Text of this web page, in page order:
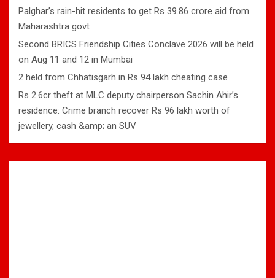
Palghar’s rain-hit residents to get Rs 39.86 crore aid from
Maharashtra govt
Second BRICS Friendship Cities Conclave 2026 will be held
on Aug 11 and 12 in Mumbai
2 held from Chhatisgarh in Rs 94 lakh cheating case
Rs 2.6cr theft at MLC deputy chairperson Sachin Ahir’s
residence: Crime branch recover Rs 96 lakh worth of
jewellery, cash &amp; an SUV